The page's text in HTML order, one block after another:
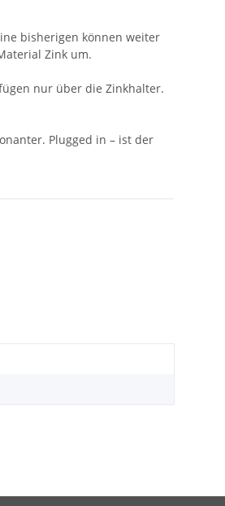
bisherigen können weiter
Zink um.
nur über die Zinkhalter.
Plugged in – ist der